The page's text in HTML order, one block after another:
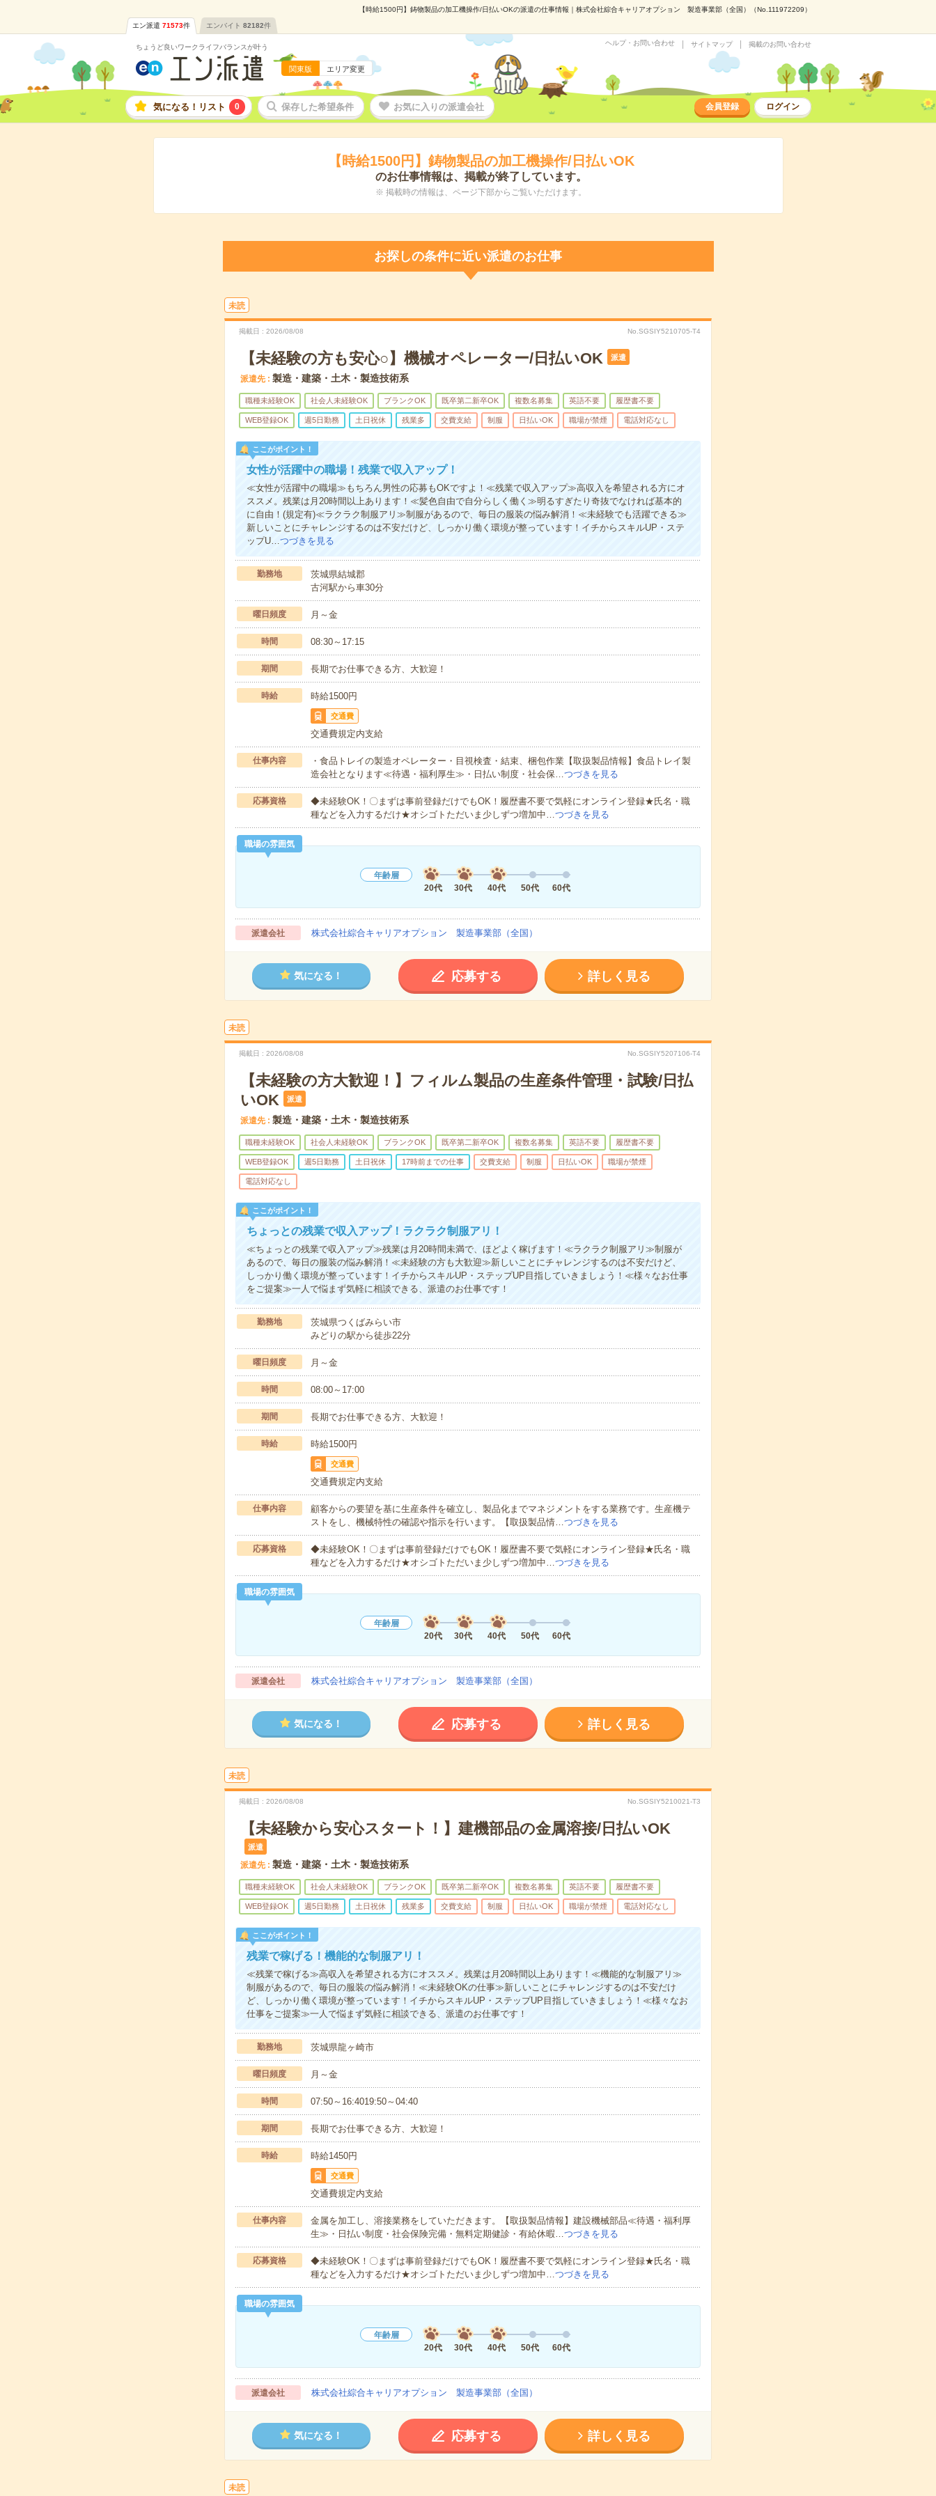
【時給1500円】鋳物製品の加工機操作/日払いOKの派遣の仕事情報｜株式会社綜合キャリアオプション 製造事業部（全国）（No.111972209）
エン派遣 71573件 エンバイト 82182件
ちょうど良いワークライフバランスが叶う
関東版 エリア変更
ヘルプ・お問い合わせ サイトマップ 掲載のお問い合わせ
気になる！リスト 0 保存した希望条件 お気に入りの派遣会社 会員登録 ログイン
【時給1500円】鋳物製品の加工機操作/日払いOK
のお仕事情報は、掲載が終了しています。
※ 掲載時の情報は、ページ下部からご覧いただけます。
お探しの条件に近い派遣のお仕事
未読
掲載日 2026/08/08 No.SGSIY5210705-T4
【未経験の方も安心○】機械オペレーター/日払いOK 派遣
派遣先 製造・建築・土木・製造技術系
職種未経験OK 社会人未経験OK ブランクOK 既卒第二新卒OK 複数名募集 英語不要 履歴書不要
WEB登録OK 週5日勤務 土日祝休 残業多 交費支給 制服 日払いOK 職場が禁煙 電話対応なし
ここがポイント！
女性が活躍中の職場！残業で収入アップ！
≪女性が活躍中の職場≫もちろん男性の応募もOKですよ！≪残業で収入アップ≫高収入を希望される方にオ
ススメ。残業は月20時間以上あります！≪髪色自由で自分らしく働く≫明るすぎたり奇抜でなければ基本的
に自由！(規定有)≪ラクラク制服アリ≫制服があるので、毎日の服装の悩み解消！≪未経験でも活躍できる≫
新しいことにチャレンジするのは不安だけど、しっかり働く環境が整っています！イチからスキルUP・ステ
ップU…つづきを見る
勤務地
茨城県結城郡
古河駅から車30分
曜日頻度 月～金
時間 08:30～17:15
期間 長期でお仕事できる方、大歓迎！
時給 時給1500円
交通費
交通費規定内支給
仕事内容
・食品トレイの製造オペレーター・目視検査・結束、梱包作業【取扱製品情報】食品トレイ製
造会社となります≪待遇・福利厚生≫・日払い制度・社会保…つづきを見る
応募資格
◆未経験OK！〇まずは事前登録だけでもOK！履歴書不要で気軽にオンライン登録★氏名・職
種などを入力するだけ★オシゴトただいま少しずつ増加中…つづきを見る
職場の雰囲気
年齢層
20代
30代 40代 50代 60代
派遣会社 株式会社綜合キャリアオプション 製造事業部（全国）
気になる！ 応募する 詳しく見る
未読
掲載日 2026/08/08 No.SGSIY5207106-T4
【未経験の方大歓迎！】フィルム製品の生産条件管理・試験/日払
いOK
派遣
派遣先 製造・建築・土木・製造技術系
職種未経験OK 社会人未経験OK ブランクOK 既卒第二新卒OK 複数名募集 英語不要 履歴書不要
WEB登録OK 週5日勤務 土日祝休 17時前までの仕事 交費支給 制服 日払いOK 職場が禁煙
電話対応なし
ここがポイント！
ちょっとの残業で収入アップ！ラクラク制服アリ！
≪ちょっとの残業で収入アップ≫残業は月20時間未満で、ほどよく稼げます！≪ラクラク制服アリ≫制服が
あるので、毎日の服装の悩み解消！≪未経験の方も大歓迎≫新しいことにチャレンジするのは不安だけど、
しっかり働く環境が整っています！イチからスキルUP・ステップUP目指していきましょう！≪様々なお仕事
をご提案≫一人で悩まず気軽に相談できる、派遣のお仕事です！
勤務地
茨城県つくばみらい市
みどりの駅から徒歩22分
曜日頻度 月～金
時間 08:00～17:00
期間 長期でお仕事できる方、大歓迎！
時給 時給1500円
交通費
交通費規定内支給
仕事内容
顧客からの要望を基に生産条件を確立し、製品化までマネジメントをする業務です。生産機テ
ストをし、機械特性の確認や指示を行います。【取扱製品情…つづきを見る
応募資格
◆未経験OK！〇まずは事前登録だけでもOK！履歴書不要で気軽にオンライン登録★氏名・職
種などを入力するだけ★オシゴトただいま少しずつ増加中…つづきを見る
職場の雰囲気
年齢層
20代
30代 40代 50代 60代
派遣会社 株式会社綜合キャリアオプション 製造事業部（全国）
気になる！ 応募する 詳しく見る
未読
掲載日 2026/08/08 No.SGSIY5210021-T3
【未経験から安心スタート！】建機部品の金属溶接/日払いOK
派遣
派遣先 製造・建築・土木・製造技術系
職種未経験OK 社会人未経験OK ブランクOK 既卒第二新卒OK 複数名募集 英語不要 履歴書不要
WEB登録OK 週5日勤務 土日祝休 残業多 交費支給 制服 日払いOK 職場が禁煙 電話対応なし
ここがポイント！
残業で稼げる！機能的な制服アリ！
≪残業で稼げる≫高収入を希望される方にオススメ。残業は月20時間以上あります！≪機能的な制服アリ≫
制服があるので、毎日の服装の悩み解消！≪未経験OKの仕事≫新しいことにチャレンジするのは不安だけ
ど、しっかり働く環境が整っています！イチからスキルUP・ステップUP目指していきましょう！≪様々なお
仕事をご提案≫一人で悩まず気軽に相談できる、派遣のお仕事です！
勤務地 茨城県龍ヶ崎市
曜日頻度 月～金
時間 07:50～16:4019:50～04:40
期間 長期でお仕事できる方、大歓迎！
時給 時給1450円
交通費
交通費規定内支給
仕事内容
金属を加工し、溶接業務をしていただきます。【取扱製品情報】建設機械部品≪待遇・福利厚
生≫・日払い制度・社会保険完備・無料定期健診・有給休暇…つづきを見る
応募資格
◆未経験OK！〇まずは事前登録だけでもOK！履歴書不要で気軽にオンライン登録★氏名・職
種などを入力するだけ★オシゴトただいま少しずつ増加中…つづきを見る
職場の雰囲気
年齢層
20代
30代 40代 50代 60代
派遣会社 株式会社綜合キャリアオプション 製造事業部（全国）
気になる！ 応募する 詳しく見る
未読